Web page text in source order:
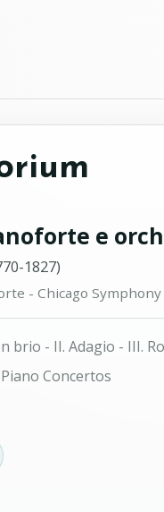
e
1827)
- Chicago
brio - II. Adagio - III.
Concertos